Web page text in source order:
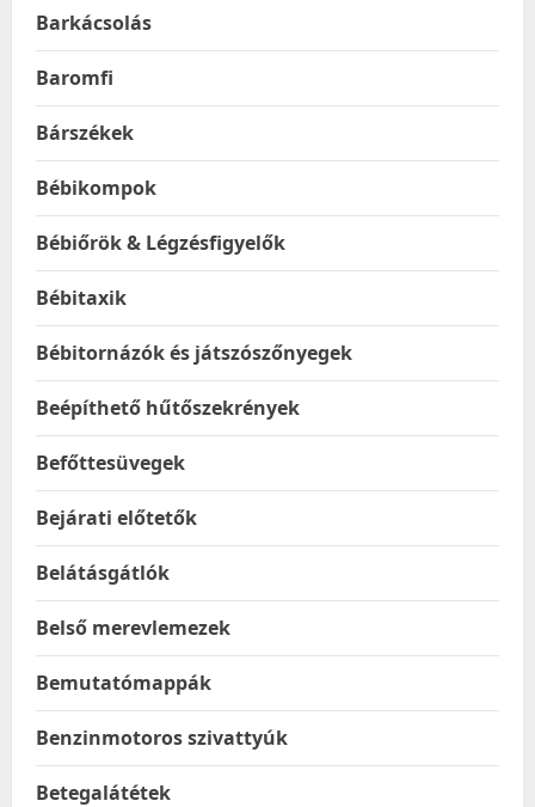
Barkácsolás
Baromfi
Bárszékek
Bébikompok
Bébiőrök & Légzésfigyelők
Bébitaxik
Bébitornázók és játszószőnyegek
Beépíthető hűtőszekrények
Befőttesüvegek
Bejárati előtetők
Belátásgátlók
Belső merevlemezek
Bemutatómappák
Benzinmotoros szivattyúk
Betegalátétek